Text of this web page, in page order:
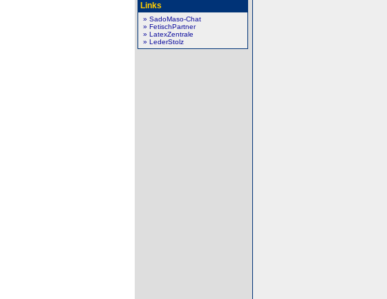
Links
» SadoMaso-Chat
» FetischPartner
» LatexZentrale
» LederStolz